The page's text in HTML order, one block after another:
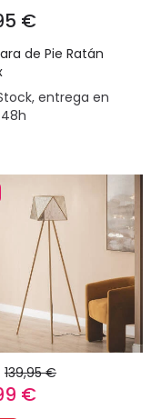
€
de Pie Ratán
entrega en
139,95 €
€